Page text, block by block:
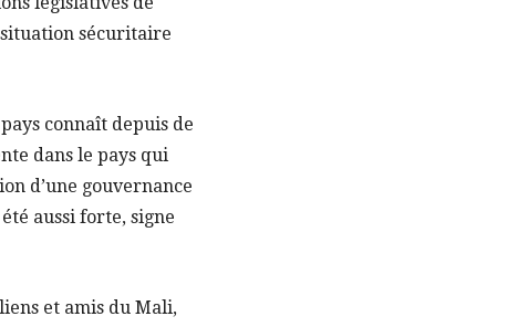
sécuritaire
connaît depuis de
dans le pays qui
d’une gouvernance
aussi forte, signe
et amis du Mali,